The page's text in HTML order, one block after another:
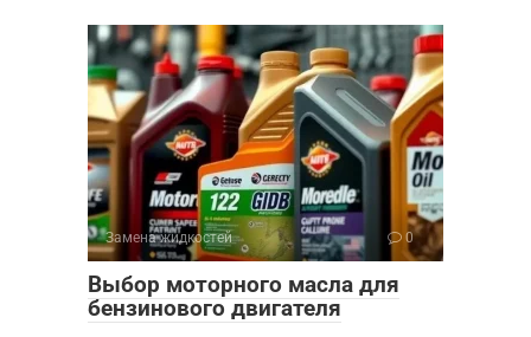
Замена жидкостей 0
Выбор моторного масла для
бензинового двигателя